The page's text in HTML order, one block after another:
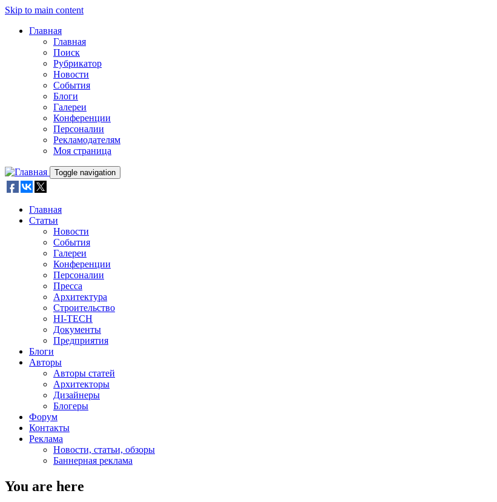
Skip to main content
Главная
Главная
Поиск
Рубрикатор
Новости
События
Блоги
Галереи
Конференции
Персоналии
Рекламодателям
Моя страница
Toggle navigation
Главная
Статьи
Новости
События
Галереи
Конференции
Персоналии
Пресса
Архитектура
Строительство
HI-TECH
Документы
Предприятия
Блоги
Авторы
Авторы статей
Архитекторы
Дизайнеры
Блогеры
Форум
Контакты
Реклама
Новости, статьи, обзоры
Баннерная реклама
You are here